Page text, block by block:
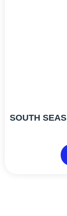
SOUTH